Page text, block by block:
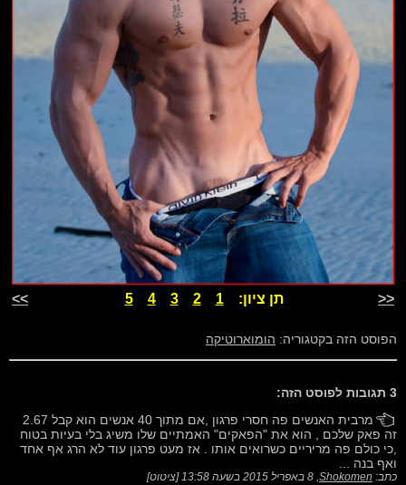
<< תן ציון:1
2
3
4
5
>>
הפוסט הזה בקטגוריה: הומוארוטיקה
3 תגובות לפוסט הזה:
מרבית האנשים פה חסרי פרגון ,אם מתוך 40 אנשים הוא קבל 2.67
זה פאק שלכם , הוא את "הפאקים" האמתיים שלו משיג בלי בעיות בטוח
,כי כולם פה מריריים כשרואים אותו . אז מעט פרגון עוד לא הרג אף אחד
ואף בנה ...
כתב: Shokomen
, 8 באפריל 2015 בשעה 13:58 [ציטוט]